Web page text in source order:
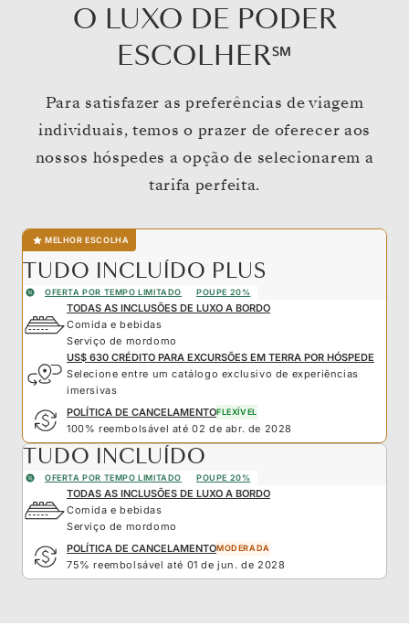
O LUXO DE PODER
ESCOLHER℠
Para satisfazer as preferências de viagem
individuais, temos o prazer de oferecer aos
nossos hóspedes a opção de selecionarem a
tarifa perfeita.
MELHOR ESCOLHA
TUDO INCLUÍDO PLUS
OFERTA POR TEMPO LIMITADO POUPE 20%
TODAS AS INCLUSÕES DE LUXO A BORDO
Comida e bebidas
Serviço de mordomo
US$ 630 CRÉDITO PARA EXCURSÕES EM TERRA POR HÓSPEDE
Selecione entre um catálogo exclusivo de experiências
imersivas
POLÍTICA DE CANCELAMENTOFLEXÍVEL
100% reembolsável até 02 de abr. de 2028
TUDO INCLUÍDO
OFERTA POR TEMPO LIMITADO POUPE 20%
TODAS AS INCLUSÕES DE LUXO A BORDO
Comida e bebidas
Serviço de mordomo
POLÍTICA DE CANCELAMENTOMODERADA
75% reembolsável até 01 de jun. de 2028